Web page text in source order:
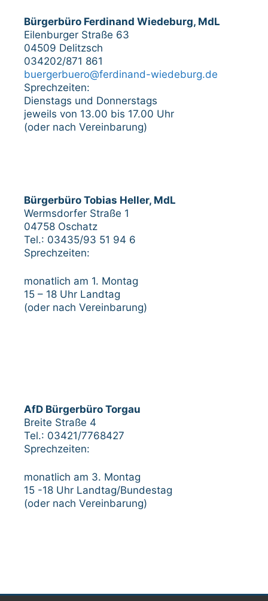
Bürgerbüro Ferdinand Wiedeburg, MdL
Eilenburger Straße 63
04509 Delitzsch
034202/871 861
buergerbuero@ferdinand-wiedeburg.de
Sprechzeiten:
Dienstags und Donnerstags
jeweils von 13.00 bis 17.00 Uhr
(oder nach Vereinbarung)
Bürgerbüro Tobias Heller, MdL
Wermsdorfer Straße 1
04758 Oschatz
Tel.: 03435/93 51 94 6
Sprechzeiten:
monatlich am 1. Montag
15 – 18 Uhr Landtag
(oder nach Vereinbarung)
AfD Bürgerbüro Torgau
Breite Straße 4
Tel.: 03421/7768427
Sprechzeiten:
monatlich am 3. Montag
15 -18 Uhr Landtag/Bundestag
(oder nach Vereinbarung)